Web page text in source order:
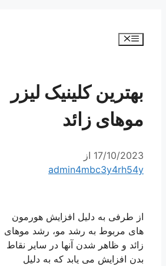
فهرست
بهترین کلینیک لیزر
موهای زائد
17/10/2023 از
admin4mbc3y4rh54y
از طرفی به دلیل افزایش هورمون
های مربوط به رشد مو، رشد موهای
زائد و ظاهر شدن آنها در سایر نقاط
بدن افزایش می یابد که به دلیل